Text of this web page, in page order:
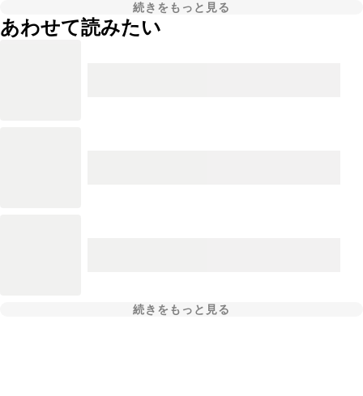
続きをもっと見る
あわせて読みたい
続きをもっと見る